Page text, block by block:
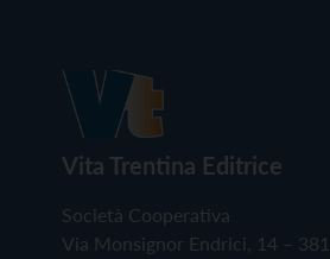
Vita Trentina Editrice
Società Cooperativa
Via Monsignor Endrici, 14 –